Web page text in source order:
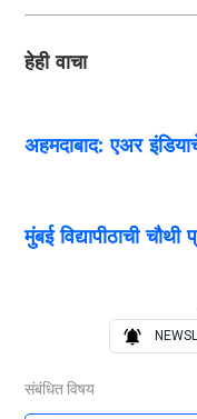
हेही वाचा
अहमदाबाद: एअर
मुंबई विद्यापीठाची चौथी
संबंधित विषय